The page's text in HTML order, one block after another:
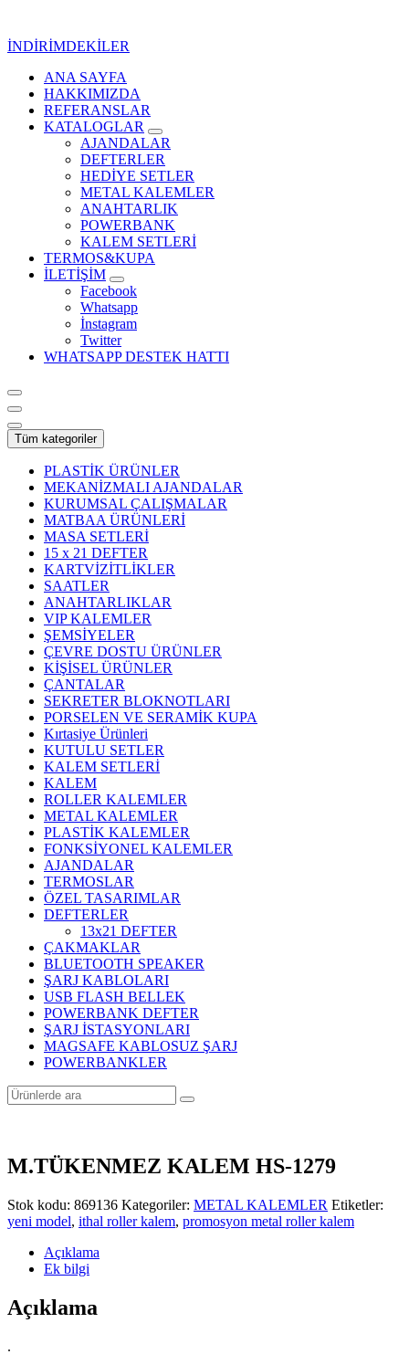
İNDİRİMDEKİLER
Kurumsal Promosyon-Hediyelik
ANA SAYFA
HAKKIMIZDA
REFERANSLAR
KATALOGLAR
AJANDALAR
DEFTERLER
HEDİYE SETLER
METAL KALEMLER
ANAHTARLIK
POWERBANK
KALEM SETLERİ
TERMOS&KUPA
İLETİŞİM
Facebook
Whatsapp
İnstagram
Twitter
WHATSAPP DESTEK HATTI
Tüm kategoriler
PLASTİK ÜRÜNLER
MEKANİZMALI AJANDALAR
KURUMSAL ÇALIŞMALAR
MATBAA ÜRÜNLERİ
MASA SETLERİ
15 x 21 DEFTER
KARTVİZİTLİKLER
SAATLER
ANAHTARLIKLAR
VIP KALEMLER
ŞEMSİYELER
ÇEVRE DOSTU ÜRÜNLER
KİŞİSEL ÜRÜNLER
ÇANTALAR
SEKRETER BLOKNOTLARI
PORSELEN VE SERAMİK KUPA
Kırtasiye Ürünleri
KUTULU SETLER
KALEM SETLERİ
KALEM
ROLLER KALEMLER
METAL KALEMLER
PLASTİK KALEMLER
FONKSİYONEL KALEMLER
AJANDALAR
TERMOSLAR
ÖZEL TASARIMLAR
DEFTERLER
13x21 DEFTER
ÇAKMAKLAR
BLUETOOTH SPEAKER
ŞARJ KABLOLARI
USB FLASH BELLEK
POWERBANK DEFTER
ŞARJ İSTASYONLARI
MAGSAFE KABLOSUZ ŞARJ
POWERBANKLER
M.TÜKENMEZ KALEM HS-1279
Stok kodu: 869136 Kategoriler: METAL KALEMLER Etiketler:
yeni model, ithal roller kalem, promosyon metal roller kalem
Açıklama
Ek bilgi
Açıklama
.